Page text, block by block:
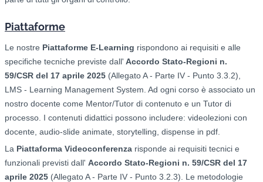
Piattaforme
Le nostre Piattaforme E-Learning rispondono ai requisiti e alle
specifiche tecniche previste dall' Accordo Stato-Regioni n.
59/CSR del 17 aprile 2025 (Allegato A - Parte IV - Punto 3.3.2),
LMS - Learning Management System. Ad ogni corso è associato un
nostro docente come Mentor/Tutor di contenuto e un Tutor di
processo. I contenuti didattici possono includere: videolezioni con
docente, audio-slide animate, storytelling, dispense in pdf.
La Piattaforma Videoconferenza risponde ai requisiti tecnici e
funzionali previsti dall' Accordo Stato-Regioni n. 59/CSR del 17
aprile 2025 (Allegato A - Parte IV - Punto 3.2.3). Le metodologie